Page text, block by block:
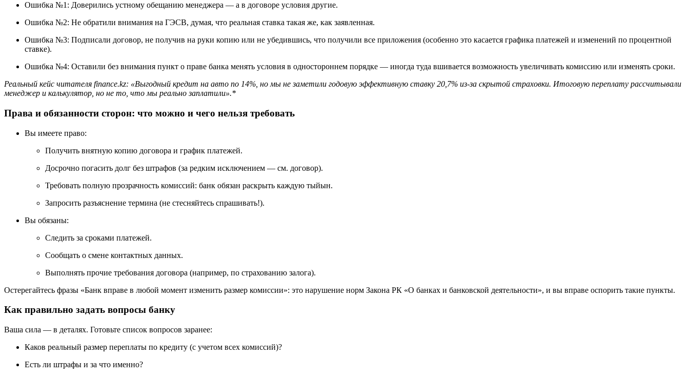
Ошибка №1: Доверились устному обещанию менеджера — а в договоре условия другие.
Ошибка №2: Не обратили внимания на ГЭСВ, думая, что реальная ставка такая же, как заявленная.
Ошибка №3: Подписали договор, не получив на руки копию или не убедившись, что получили все приложения (особенно это касается графика платежей и изменений по процентной
ставке).
Ошибка №4: Оставили без внимания пункт о праве банка менять условия в одностороннем порядке — иногда туда вшивается возможность увеличивать комиссию или изменять сроки.
Реальный кейс читателя finance.kz: «Выгодный кредит на авто по 14%, но мы не заметили годовую эффективную ставку 20,7% из-за скрытой страховки. Итоговую переплату рассчитывали
менеджер и калькулятор, но не то, что мы реально заплатили».*
Права и обязанности сторон: что можно и чего нельзя требовать
Вы имеете право:
Получить внятную копию договора и график платежей.
Досрочно погасить долг без штрафов (за редким исключением — см. договор).
Требовать полную прозрачность комиссий: банк обязан раскрыть каждую тыйын.
Запросить разъяснение термина (не стесняйтесь спрашивать!).
Вы обязаны:
Следить за сроками платежей.
Сообщать о смене контактных данных.
Выполнять прочие требования договора (например, по страхованию залога).
Остерегайтесь фразы «Банк вправе в любой момент изменить размер комиссии»: это нарушение норм Закона РК «О банках и банковской деятельности», и вы вправе оспорить такие пункты.
Как правильно задать вопросы банку
Ваша сила — в деталях. Готовьте список вопросов заранее:
Каков реальный размер переплаты по кредиту (с учетом всех комиссий)?
Есть ли штрафы и за что именно?